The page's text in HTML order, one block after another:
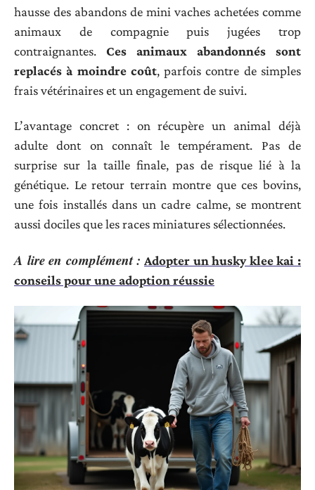
hausse des abandons de mini vaches achetées comme
animaux de compagnie puis jugées trop
contraignantes. Ces animaux abandonnés sont
replacés à moindre coût, parfois contre de simples
frais vétérinaires et un engagement de suivi.
L’avantage concret : on récupère un animal déjà
adulte dont on connaît le tempérament. Pas de
surprise sur la taille finale, pas de risque lié à la
génétique. Le retour terrain montre que ces bovins,
une fois installés dans un cadre calme, se montrent
aussi dociles que les races miniatures sélectionnées.
A lire en complément : Adopter un husky klee kai :
conseils pour une adoption réussie